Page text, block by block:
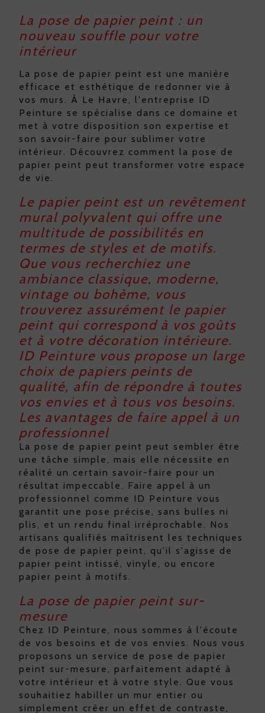
La pose de papier peint : un
nouveau souffle pour votre
intérieur
La pose de papier peint est une manière
efficace et esthétique de redonner vie à
vos murs. À Le Havre, l'entreprise ID
Peinture se spécialise dans ce domaine et
met à votre disposition son expertise et
son savoir-faire pour sublimer votre
intérieur. Découvrez comment la pose de
papier peint peut transformer votre espace
de vie.
Le papier peint est un revêtement
mural polyvalent qui offre une
multitude de possibilités en
termes de styles et de motifs.
Que vous recherchiez une
ambiance classique, moderne,
vintage ou bohème, vous
trouverez assurément le papier
peint qui correspond à vos goûts
et à votre décoration intérieure.
ID Peinture vous propose un large
choix de papiers peints de
qualité, afin de répondre à toutes
vos envies et à tous vos besoins.
Les avantages de faire appel à un
professionnel
La pose de papier peint peut sembler être
une tâche simple, mais elle nécessite en
réalité un certain savoir-faire pour un
résultat impeccable. Faire appel à un
professionnel comme ID Peinture vous
garantit une pose précise, sans bulles ni
plis, et un rendu final irréprochable. Nos
artisans qualifiés maîtrisent les techniques
de pose de papier peint, qu'il s'agisse de
papier peint intissé, vinyle, ou encore
papier peint à motifs.
La pose de papier peint sur-
mesure
Chez ID Peinture, nous sommes à l'écoute
de vos besoins et de vos envies. Nous vous
proposons un service de pose de papier
peint sur-mesure, parfaitement adapté à
votre intérieur et à votre style. Que vous
souhaitiez habiller un mur entier ou
simplement créer un effet de contraste,